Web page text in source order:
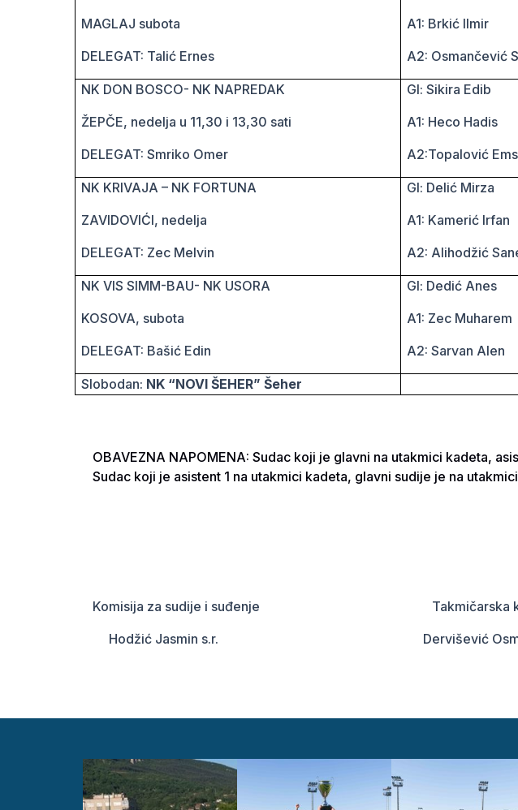
MAGLAJ subota
DELEGAT: Talić Ernes
A1: Brkić Ilmir
A2: Osmančević
NK DON BOSCO- NK NAPREDAK
ŽEPČE, nedelja u 11,30 i 13,30 sati
DELEGAT: Smriko Omer
Gl: Sikira Edib
A1: Heco Hadis
A2:Topalović
NK KRIVAJA – NK FORTUNA
ZAVIDOVIĆI, nedelja
DELEGAT: Zec Melvin
Gl: Delić Mirza
A1: Kamerić Irfan
A2: Alihodžić
NK VIS SIMM-BAU- NK USORA
KOSOVA, subota
DELEGAT: Bašić Edin
Gl: Dedić Anes
A1: Zec Muharem
A2: Sarvan Alen
Slobodan: NK “NOVI ŠEHER” Šeher
OBAVEZNA NAPOMENA: Sudac koji je glavni na utakmici kadeta,
Sudac koji je asistent 1 na utakmici kadeta, glavni sudije je na
Komisija za sudije i suđenje Takmičarska
Hodžić Jasmin s.r. Dervišević Osman